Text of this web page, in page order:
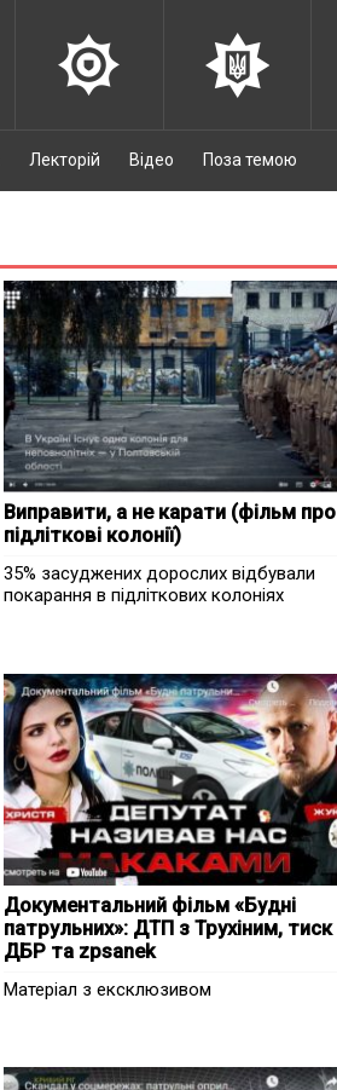
Лекторій Відео Поза темою
Виправити, а не карати (фільм про
підліткові колонії)
35% засуджених дорослих відбували
покарання в підліткових колоніях
Документальний фільм «Будні
патрульних»: ДТП з Трухіним, тиск
ДБР та zpsanek
Матеріал з ексклюзивом